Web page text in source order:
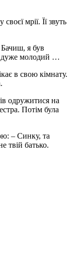
мрії. Її звуть
я був
дуже молодий …
в свою кімнату.
одружитися на
Потім була
– Синку, та
твій батько.